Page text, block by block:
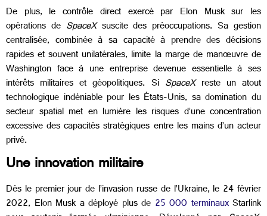
De plus, le contrôle direct exercé par Elon Musk sur les
opérations de SpaceXsuscite des préoccupations. Sa gestion
centralisée, combinée à sa capacité à prendre des décisions
rapides et souvent unilatérales, limite la marge de manœuvre de
Washington face à une entreprise devenue essentielle à ses
intérêts militaires et géopolitiques. Si SpaceXreste un atout
technologique indéniable pour les États-Unis, sa domination du
secteur spatial met en lumière les risques d’une concentration
excessive des capacités stratégiques entre les mains d’un acteur
privé.
Une innovation militaire
Dès le premier jour de l’invasion russe de l’Ukraine, le 24 février
2022, Elon Musk a déployé plus de 25 000 terminauxStarlink